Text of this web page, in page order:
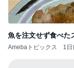
魚を注文せず食べた
Amebaトピックス 1日